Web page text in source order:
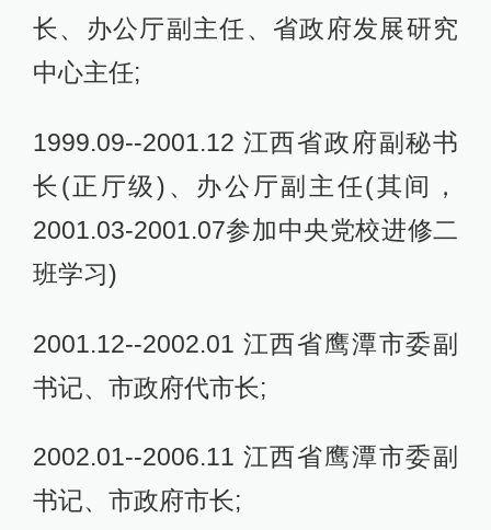
长、办公厅副主任、省政府发展研究
中心主任;
1999.09--2001.12 江西省政府副秘书
长(正厅级)、办公厅副主任(其间，
2001.03-2001.07参加中央党校进修二
班学习)
2001.12--2002.01 江西省鹰潭市委副
书记、市政府代市长;
2002.01--2006.11 江西省鹰潭市委副
书记、市政府市长;